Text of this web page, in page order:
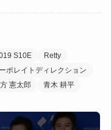
S10E
Retty
ポレイトディレクション
憲太郎 青木 耕平